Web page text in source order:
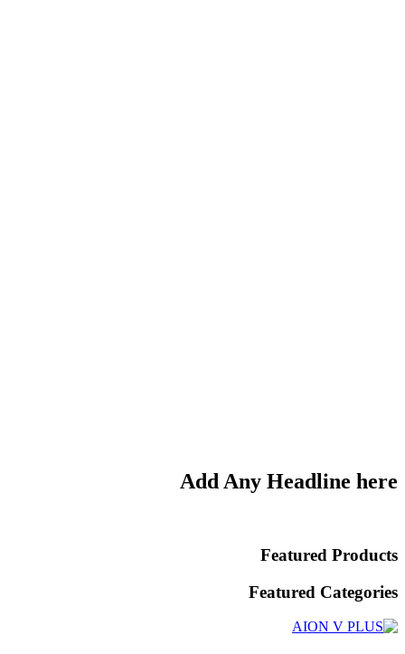
Add Any Headline here
Featured Products
Featured Categories